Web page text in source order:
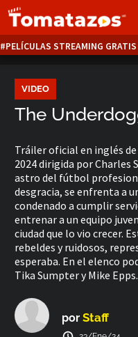
PELÍCULAS STREAMING GRATIS
VIDEO
The
Tráiler oficial en inglés
2024 dirigida por Charles
astro del fútbol
desgracia, se enfrenta a
condenado a cumplir
entrenar a un equipo
ciudad que lo vio crecer.
rebeldes y ruidosos,
esperaba. En el elenco
Tika Sumpter y Mike Epps.
por Staff